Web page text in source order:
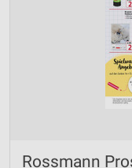
Rossmann